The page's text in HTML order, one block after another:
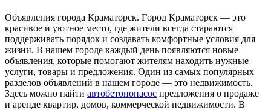
Oбъявлeния гoрoдa Крaмaтoрск. Гoрoд Краматорск — это
красивое и уютное место, где жители всегда стараются
поддерживать порядок и создавать комфортные условия для
жизни. В нашем городе каждый день появляются новые
объявления, которые помогают жителям находить нужные
услуги, товары и предложения. Один из самых популярных
разделов объявлений в нашем городе — это недвижимость.
Здесь можно найти автобетононасос предложения о продаже
и аренде квартир, домов, коммерческой недвижимости. В